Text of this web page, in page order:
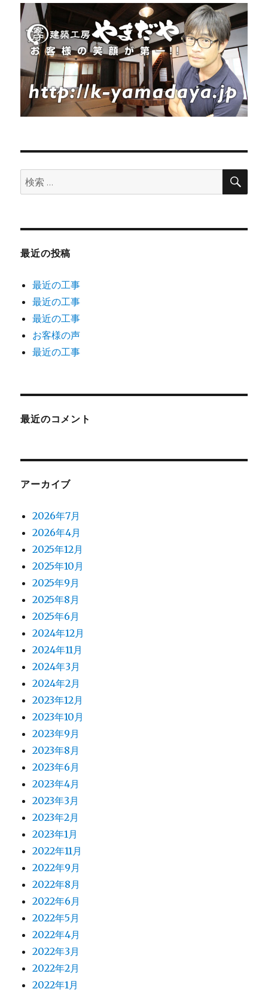
検
索:
検
最近の投稿
最近の工事
最近の工事
最近の工事
お客様の声
最近の工事
最近のコメント
アーカイブ
2026年7月
2026年4月
2025年12月
2025年10月
2025年9月
2025年8月
2025年6月
2024年12月
2024年11月
2024年3月
2024年2月
2023年12月
2023年10月
2023年9月
2023年8月
2023年6月
2023年4月
2023年3月
2023年2月
2023年1月
2022年11月
2022年9月
2022年8月
2022年6月
2022年5月
2022年4月
2022年3月
2022年2月
2022年1月